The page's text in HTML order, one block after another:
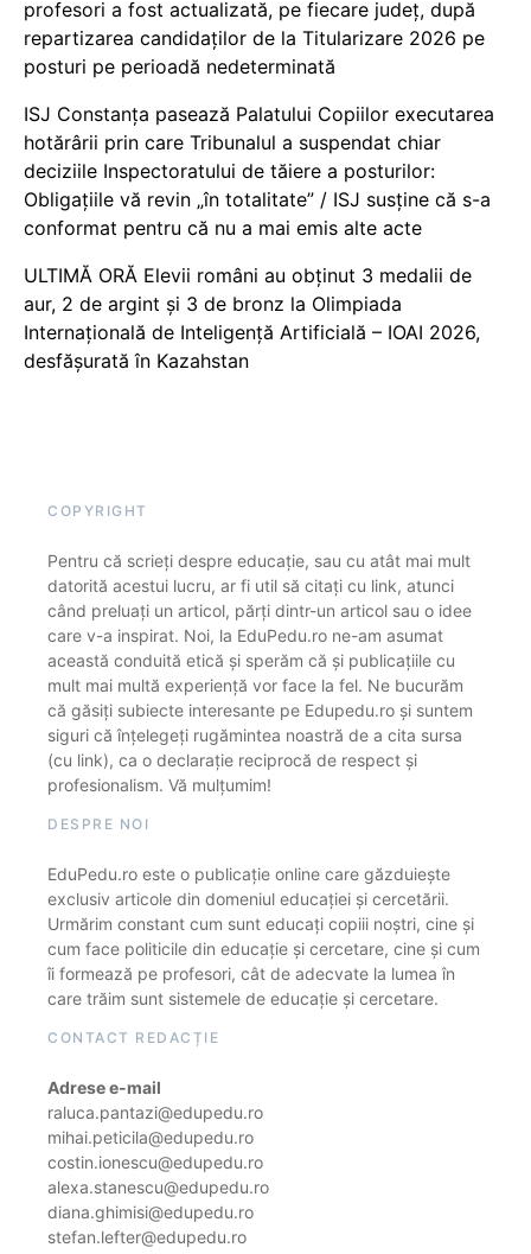
profesori a fost actualizată, pe fiecare județ, după
repartizarea candidaților de la Titularizare 2026 pe
posturi pe perioadă nedeterminată
ISJ Constanța pasează Palatului Copiilor executarea
hotărârii prin care Tribunalul a suspendat chiar
deciziile Inspectoratului de tăiere a posturilor:
Obligațiile vă revin „în totalitate” / ISJ susține că s-a
conformat pentru că nu a mai emis alte acte
ULTIMĂ ORĂ Elevii români au obținut 3 medalii de
aur, 2 de argint și 3 de bronz la Olimpiada
Internațională de Inteligență Artificială – IOAI 2026,
desfășurată în Kazahstan
COPYRIGHT
Pentru că scrieți despre educație, sau cu atât mai mult
datorită acestui lucru, ar fi util să citați cu link, atunci
când preluați un articol, părți dintr-un articol sau o idee
care v-a inspirat. Noi, la EduPedu.ro ne-am asumat
această conduită etică și sperăm că și publicațiile cu
mult mai multă experiență vor face la fel. Ne bucurăm
că găsiți subiecte interesante pe Edupedu.ro și suntem
siguri că înțelegeți rugămintea noastră de a cita sursa
(cu link), ca o declarație reciprocă de respect și
profesionalism. Vă mulțumim!
DESPRE NOI
EduPedu.ro este o publicație online care găzduiește
exclusiv articole din domeniul educației și cercetării.
Urmărim constant cum sunt educați copiii noștri, cine și
cum face politicile din educație și cercetare, cine și cum
îi formează pe profesori, cât de adecvate la lumea în
care trăim sunt sistemele de educație și cercetare.
CONTACT REDACȚIE
Adrese e-mail
raluca.pantazi@edupedu.ro
mihai.peticila@edupedu.ro
costin.ionescu@edupedu.ro
alexa.stanescu@edupedu.ro
diana.ghimisi@edupedu.ro
stefan.lefter@edupedu.ro